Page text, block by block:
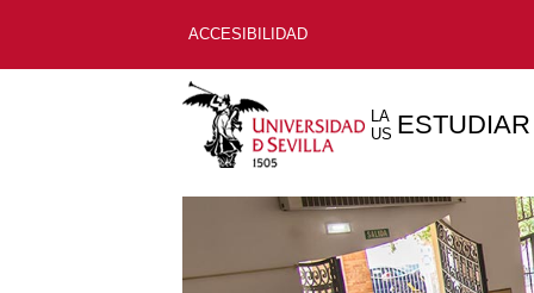
ACCESIBILIDAD
LA
US ESTUDIAR